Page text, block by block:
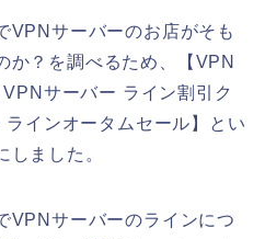
VPNサーバーのお店がそも
か？を調べるため、【VPN
サーバー ライン割引ク
インオータムセール】とい
しました。
VPNサーバーのラインにつ